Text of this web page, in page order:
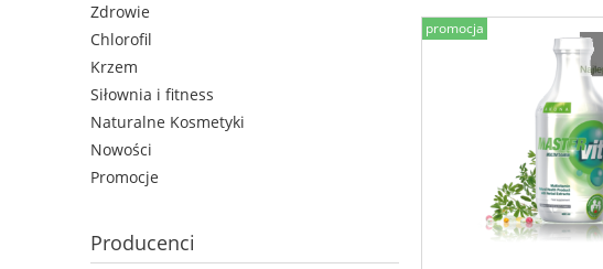
Zdrowie
Chlorofil
Krzem
Siłownia i fitness
Naturalne Kosmetyki
Nowości
Promocje
Producenci
promocja